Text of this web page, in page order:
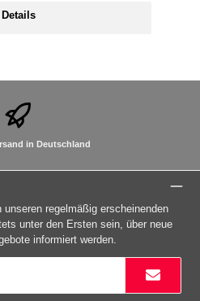
Details
in Deutschland
regelmäßig erscheinenden
unter den Ersten sein, über neue
informiert werden.